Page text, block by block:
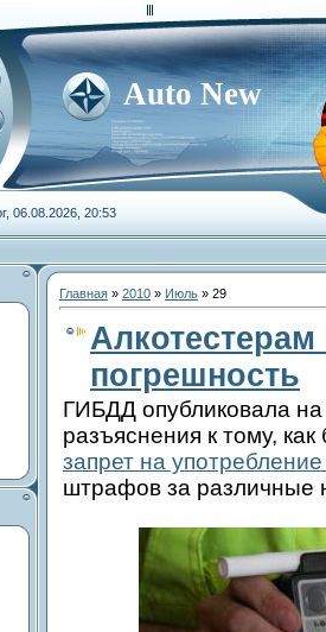
Auto New
06.08.2026, 20:53
Главная » 2010 » Июль » 29
погрешность
ГИБДД опубликовала
разъяснения к тому,
запрет на
штрафов за